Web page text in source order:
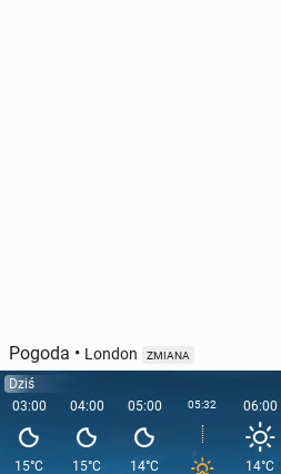
Pogoda • London ZMIANA
Dziś
03:00
15°C
04:00
15°C
05:00
14°C
05:32 06:00
14°C